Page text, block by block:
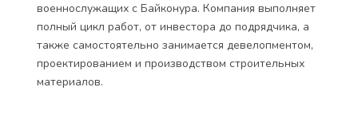
военнослужащих с Байконура. Компания выполняет
полный цикл работ, от инвестора до подрядчика, а
также самостоятельно занимается девелопментом,
проектированием и производством строительных
материалов.